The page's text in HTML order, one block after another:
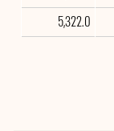
5,322.0